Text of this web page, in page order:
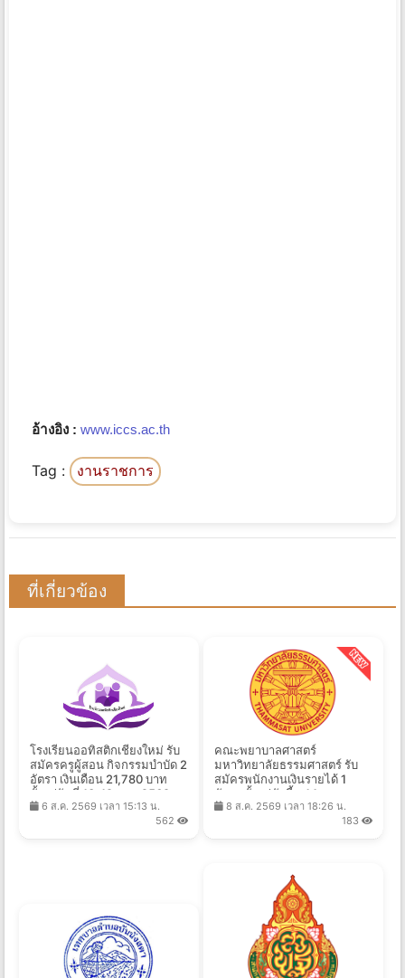
อ้างอิง : www.iccs.ac.th
Tag : งานราชการ
ที่เกี่ยวข้อง
โรงเรียนออทิสติกเชียงใหม่ รับ
สมัครครูผู้สอน กิจกรรมบำบัด 2
อัตรา เงินเดือน 21,780 บาท
ตั้งแต่วันที่ 13-19 ส.ค. 2569
6 ส.ค. 2569 เวลา 15:13 น.
562
คณะพยาบาลศาสตร์
มหาวิทยาลัยธรรมศาสตร์ รับ
สมัครพนักงานเงินรายได้ 1
อัตรา ตั้งแต่บัดนี้ - 14 ส.ค.
2569
8 ส.ค. 2569 เวลา 18:26 น.
183